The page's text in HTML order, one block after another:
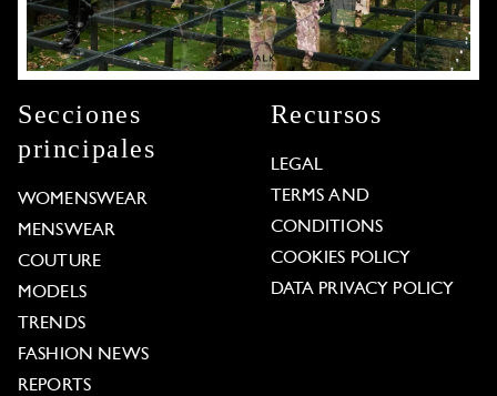
Secciones
principales
WOMENSWEAR
MENSWEAR
COUTURE
MODELS
TRENDS
FASHION NEWS
REPORTS
Recursos
LEGAL
TERMS AND
CONDITIONS
COOKIES POLICY
DATA PRIVACY POLICY